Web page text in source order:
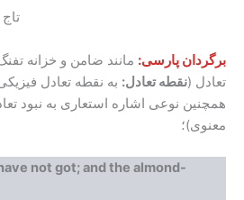
برگردان پارسی: مانند ضامن و خزانه
تعادل (نقطه تعادل: به نقطه تعادل
همچنین نوعی اشاره‌ استعاری به نبود
معنوی)؛
not got; and the almond-